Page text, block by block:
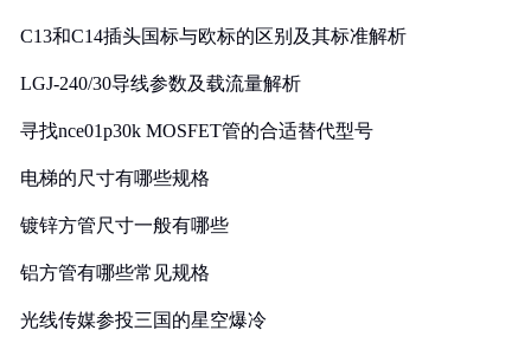
C13和C14插头国标与欧标的区别及其标准解析
LGJ-240/30导线参数及载流量解析
寻找nce01p30k MOSFET管的合适替代型号
电梯的尺寸有哪些规格
镀锌方管尺寸一般有哪些
铝方管有哪些常见规格
光线传媒参投三国的星空爆冷